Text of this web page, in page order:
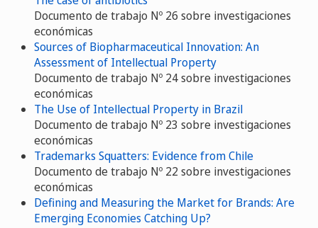
Documento de trabajo Nº 26 sobre investigaciones
económicas
Sources of Biopharmaceutical Innovation: An
Assessment of Intellectual Property
Documento de trabajo Nº 24 sobre investigaciones
económicas
The Use of Intellectual Property in Brazil
Documento de trabajo Nº 23 sobre investigaciones
económicas
Trademarks Squatters: Evidence from Chile
Documento de trabajo Nº 22 sobre investigaciones
económicas
Defining and Measuring the Market for Brands: Are
Emerging Economies Catching Up?